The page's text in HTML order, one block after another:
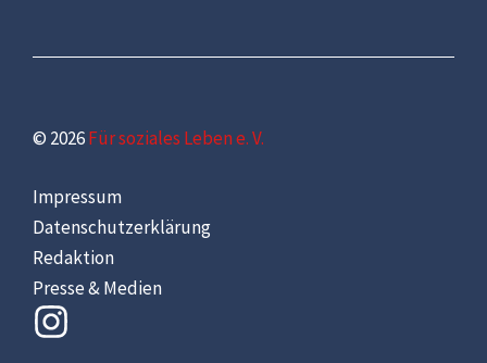
© 2026Für soziales Leben e. V.
Impressum
Datenschutzerklärung
Redaktion
Presse & Medien